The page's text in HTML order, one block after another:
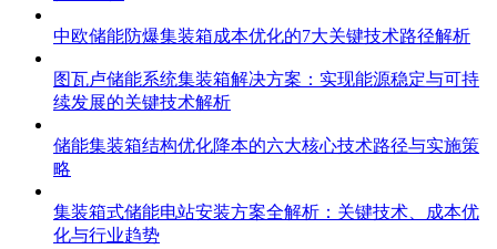
中欧储能防爆集装箱成本优化的7大关键技术路径解析
图瓦卢储能系统集装箱解决方案：实现能源稳定与可持
续发展的关键技术解析
储能集装箱结构优化降本的六大核心技术路径与实施策
略
集装箱式储能电站安装方案全解析：关键技术、成本优
化与行业趋势